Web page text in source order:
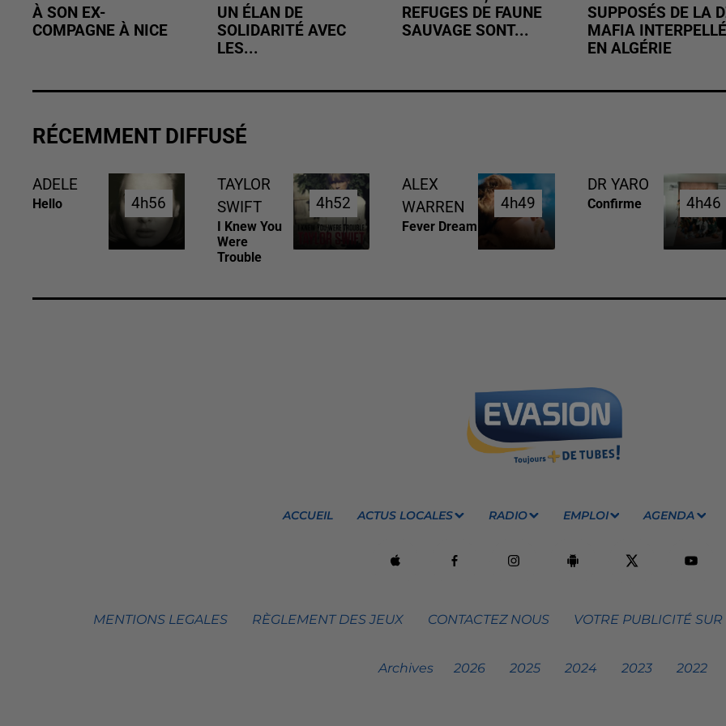
À SON EX-
COMPAGNE À NICE
UN ÉLAN DE
SOLIDARITÉ AVEC
LES...
REFUGES DE FAUNE
SAUVAGE SONT...
SUPPOSÉS DE LA
MAFIA INTERPELLÉ
EN ALGÉRIE
RÉCEMMENT DIFFUSÉ
ADELE
Hello 4h56
4h56
TAYLOR
SWIFT
I Knew You
Were
Trouble
4h52
4h52
ALEX
WARREN
Fever Dream
4h49
4h49
DR YARO
Confirme 4h46
4h46
ACCUEIL ACTUS LOCALES RADIO EMPLOI AGENDA
MENTIONS LEGALES RÈGLEMENT DES JEUX CONTACTEZ NOUS VOTRE PUBLICITÉ
Archives 2026 2025 2024 2023 2022